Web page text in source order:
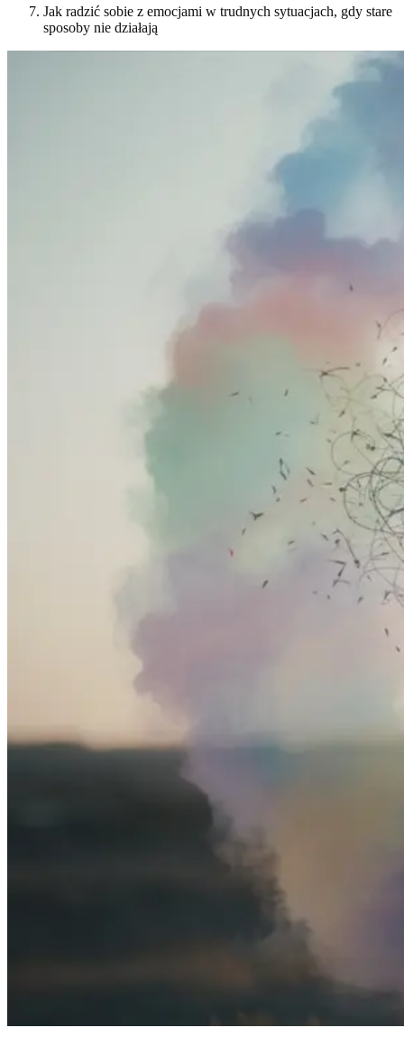
Jak radzić sobie z emocjami w trudnych sytuacjach, gdy stare
sposoby nie działają